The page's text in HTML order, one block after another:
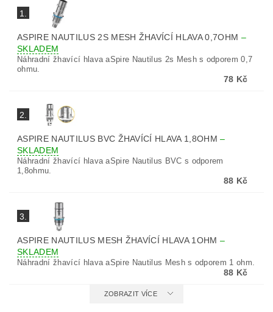
1.
ASPIRE NAUTILUS 2S MESH ŽHAVÍCÍ HLAVA 0,7OHM –
SKLADEM
Náhradní žhavící hlava aSpire Nautilus 2s Mesh s odporem 0,7
ohmu.
78 Kč
2.
ASPIRE NAUTILUS BVC ŽHAVÍCÍ HLAVA 1,8OHM–
SKLADEM
Náhradní žhavící hlava aSpire Nautilus BVC s odporem
1,8ohmu.
88 Kč
3.
ASPIRE NAUTILUS MESH ŽHAVÍCÍ HLAVA 1OHM –
SKLADEM
Náhradní žhavící hlava aSpire Nautilus Mesh s odporem 1 ohm.
88 Kč
ZOBRAZIT VÍCE